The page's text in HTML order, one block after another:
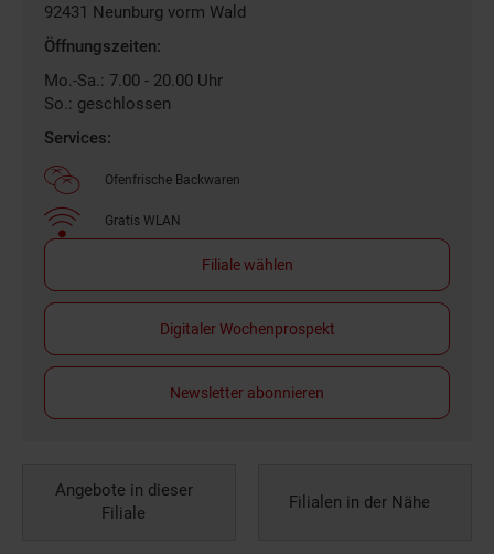
92431 Neunburg vorm Wald
Öffnungszeiten:
Mo.-Sa.: 7.00 - 20.00 Uhr
So.: geschlossen
Services:
Ofenfrische Backwaren
Gratis WLAN
Filiale wählen
Digitaler Wochenprospekt
Newsletter abonnieren
Angebote in dieser
Filiale
Filialen in der Nähe